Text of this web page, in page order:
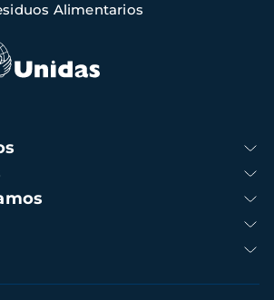
Alimentarios